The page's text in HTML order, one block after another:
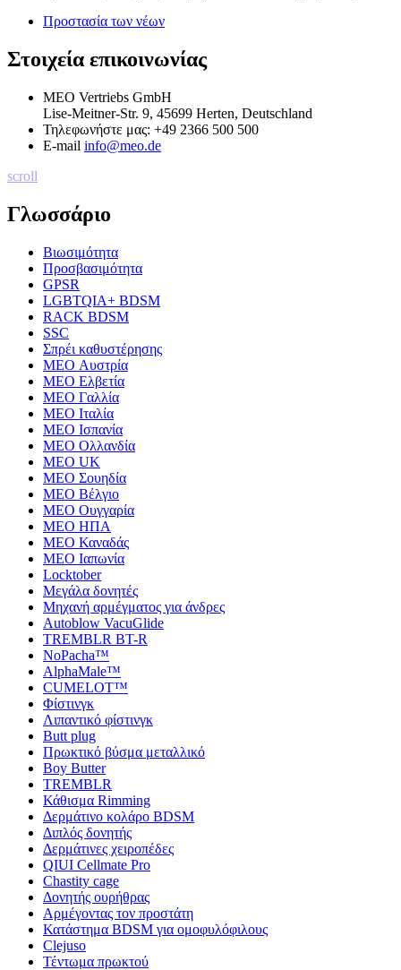
Προστασία των νέων
Στοιχεία επικοινωνίας
MEO Vertriebs GmbH
Lise-Meitner-Str. 9, 45699 Herten, Deutschland
Τηλεφωνήστε μας: +49 2366 500 500
E-mail info@meo.de
scroll
Γλωσσάριο
Βιωσιμότητα
Προσβασιμότητα
GPSR
LGBTQIA+ BDSM
RACK BDSM
SSC
Σπρέι καθυστέρησης
MEO Αυστρία
MEO Ελβετία
MEO Γαλλία
MEO Ιταλία
MEO Ισπανία
MEO Ολλανδία
MEO UK
MEO Σουηδία
MEO Βέλγιο
MEO Ουγγαρία
MEO ΗΠΑ
MEO Καναδάς
MEO Ιαπωνία
Locktober
Μεγάλα δονητές
Μηχανή αρμέγματος για άνδρες
Autoblow VacuGlide
TREMBLR BT-R
NoPacha™
AlphaMale™
CUMELOT™
Φίστινγκ
Λιπαντικό φίστινγκ
Butt plug
Πρωκτικό βύσμα μεταλλικό
Boy Butter
TREMBLR
Κάθισμα Rimming
Δερμάτινο κολάρο BDSM
Διπλός δονητής
Δερμάτινες χειροπέδες
QIUI Cellmate Pro
Chastity cage
Δονητής ουρήθρας
Αρμέγοντας τον προστάτη
Κατάστημα BDSM για ομοφυλόφιλους
Clejuso
Τέντωμα πρωκτού